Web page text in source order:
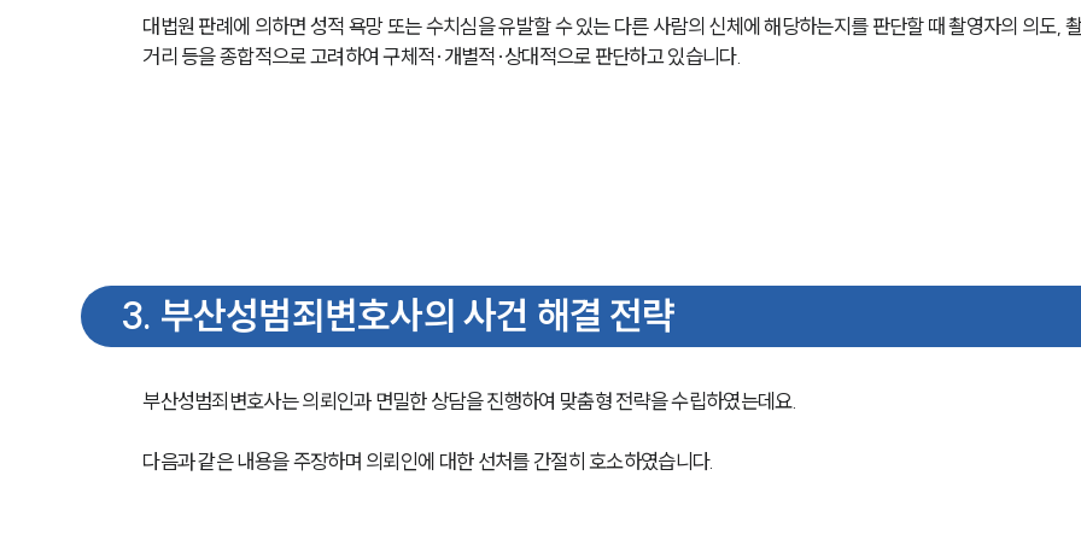
대법원 판례에 의하면 성적 욕망 또는 수치심을 유발할 수 있는 다른 사람의 신체에 해당하는지를 판단할 때 촬영자의 의도,
거리 등을 종합적으로 고려하여 구체적·개별적·상대적으로 판단하고 있습니다.
3. 부산성범죄변호사의 사건 해결 전략
부산성범죄변호사는 의뢰인과 면밀한 상담을 진행하여 맞춤형 전략을 수립하였는데요.
다음과 같은 내용을 주장하며 의뢰인에 대한 선처를 간절히 호소하였습니다.